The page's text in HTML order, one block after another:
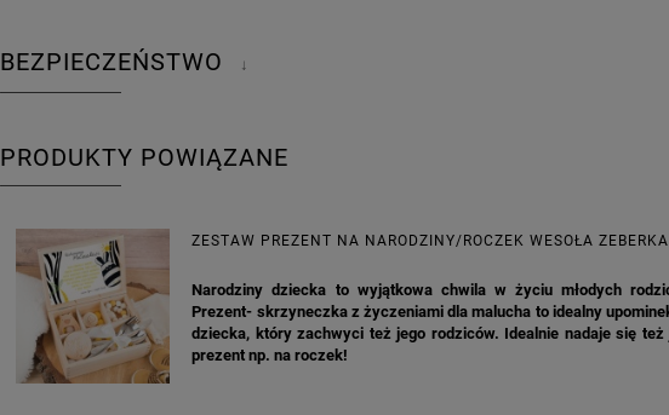
BEZPIECZEŃSTWO ↓
PRODUKTY POWIĄZANE
ZESTAW PREZENT NA NARODZINY/ROCZEK WESOŁA ZEBERKA
Narodziny dziecka to wyjątkowa chwila w życiu młodych
Prezent- skrzyneczka z życzeniami dla malucha to idealny
dziecka, który zachwyci też jego rodziców. Idealnie nadaje się też
prezent np. na roczek!